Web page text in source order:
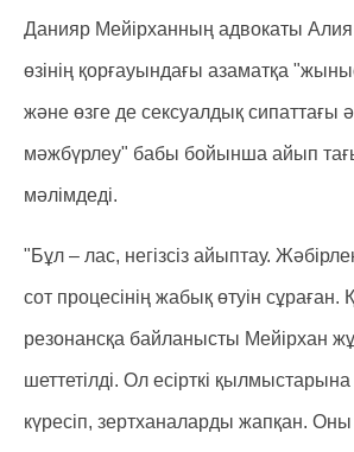
Данияр Мейірханның адвокаты
өзінің қорғауындағы азаматқа
және өзге де сексуалдық сипаттағы
мәжбүрлеу" бабы бойынша айып
мәлімдеді.
"Бұл – лас, негізсіз айыптау.
сот процесінің жабық өтуін сұраған.
резонансқа байланысты Мейірхан
шеттетілді. Ол есірткі
күресіп, зертханаларды жапқан. Оны